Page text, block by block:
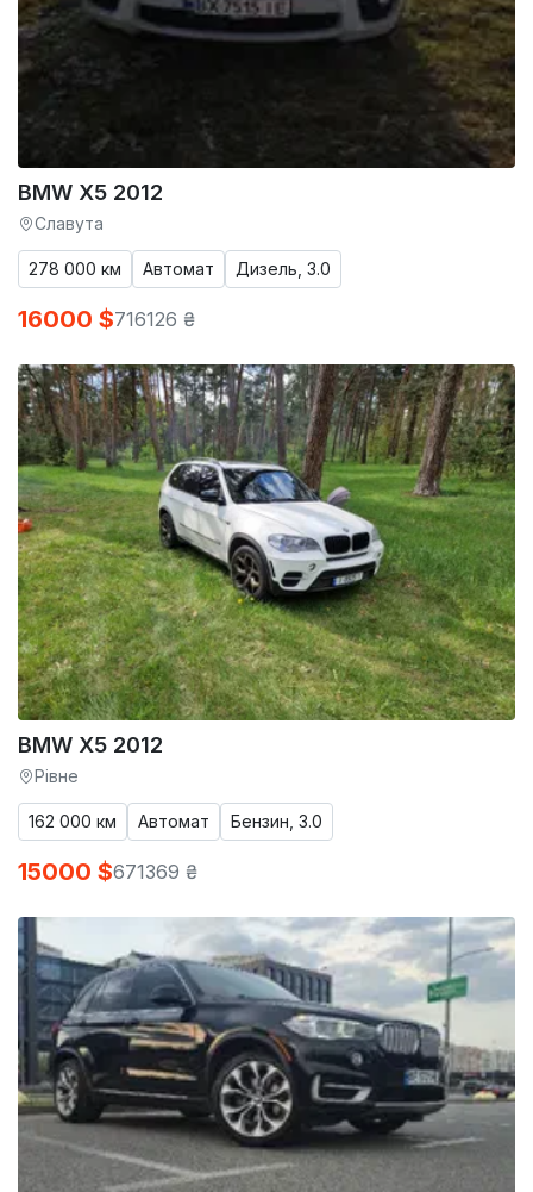
BMW X5 2012
Славута
278 000 км Автомат Дизель, 3.0
16000 $716126 ₴
BMW X5 2012
Рівне
162 000 км Автомат Бензин, 3.0
15000 $671369 ₴